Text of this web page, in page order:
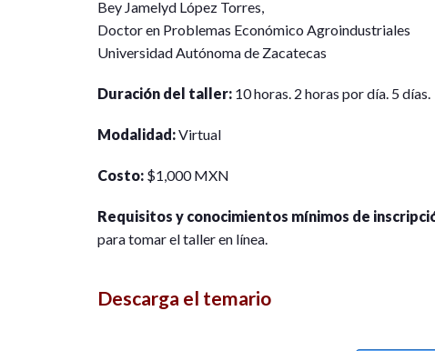
Bey Jamelyd López Torres,
Doctor en Problemas Económico Agroindustriales
Universidad Autónoma de Zacatecas
Duración del taller: 10 horas. 2 horas por día. 5 días.
Modalidad:Virtual
Costo: $1,000 MXN
Requisitos y conocimientos mínimos de
para tomar el taller en línea.
Descarga el temario